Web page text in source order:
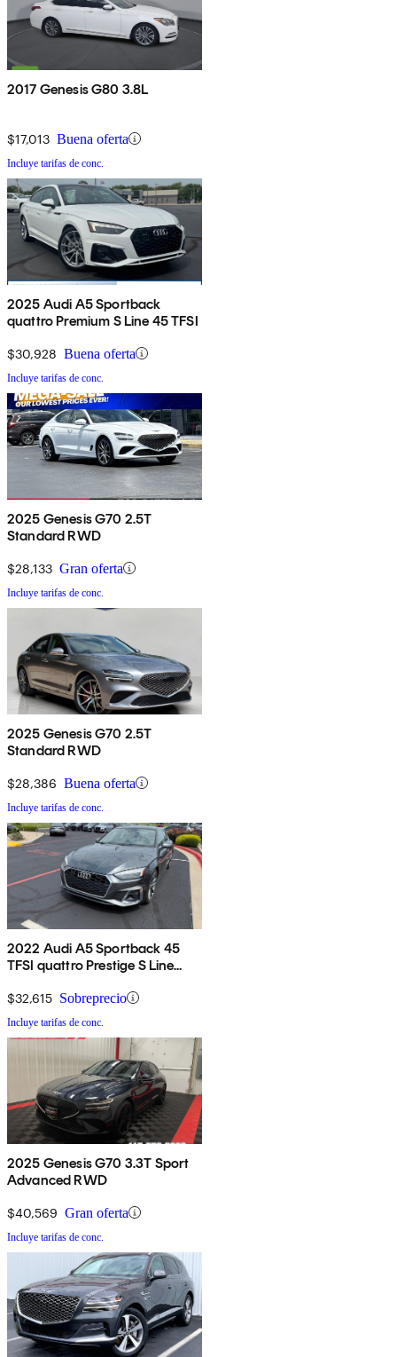
2017 Genesis G80 3.8L
$17,013 Buena oferta
Incluye tarifas de conc.
2025 Audi A5 Sportback
quattro Premium S Line 45 TFSI
$30,928 Buena oferta
Incluye tarifas de conc.
2025 Genesis G70 2.5T
Standard RWD
$28,133 Gran oferta
Incluye tarifas de conc.
2025 Genesis G70 2.5T
Standard RWD
$28,386 Buena oferta
Incluye tarifas de conc.
2022 Audi A5 Sportback 45
TFSI quattro Prestige S Line
$32,615 Sobreprecio
Incluye tarifas de conc.
2025 Genesis G70 3.3T Sport
Advanced RWD
$40,569 Gran oferta
Incluye tarifas de conc.